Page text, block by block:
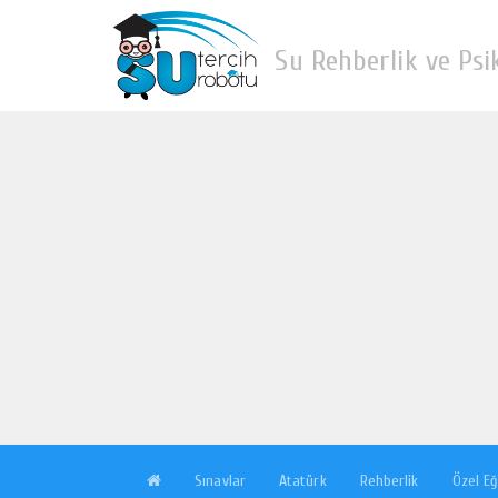
Su Rehberlik ve
Sınavlar Atatürk Rehberlik Özel